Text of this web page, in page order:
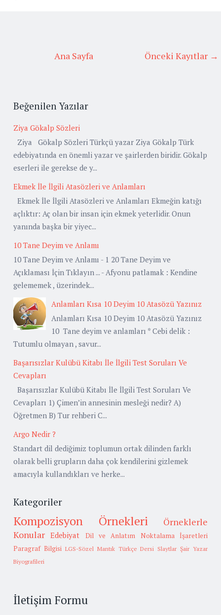
Önceki Kayıtlar →
Ana Sayfa
Beğenilen Yazılar
Ziya Gökalp Sözleri
Ziya Gökalp Sözleri Türkçü yazar Ziya Gökalp Türk
edebiyatında en önemli yazar ve şairlerden biridir. Gökalp
eserleri ile gerekse de y...
Ekmek İle İlgili Atasözleri ve Anlamları
Ekmek İle İlgili Atasözleri ve Anlamları Ekmeğin katığı
açlıktır: Aç olan bir insan için ekmek yeterlidir. Onun
yanında başka bir yiyec...
10 Tane Deyim ve Anlamı
10 Tane Deyim ve Anlamı - 1 20 Tane Deyim ve
Açıklaması İçin Tıklayın ... - Afyonu patlamak : Kendine
gelememek , üzerindek...
Anlamları Kısa 10 Deyim 10 Atasözü Yazınız
Anlamları Kısa 10 Deyim 10 Atasözü Yazınız
10 Tane deyim ve anlamları * Cebi delik :
Tutumlu olmayan , savur...
Başarısızlar Kulübü Kitabı İle İlgili Test Soruları Ve
Cevapları
Başarısızlar Kulübü Kitabı İle İlgili Test Soruları Ve
Cevapları 1) Çimen’in annesinin mesleği nedir? A)
Öğretmen B) Tur rehberi C...
Argo Nedir ?
Standart dil dediğimiz toplumun ortak dilinden farklı
olarak belli grupların daha çok kendilerini gizlemek
amacıyla kullandıkları ve herke...
Kategoriler
Kompozisyon Örnekleri
Örneklerle
Konular Edebiyat Dil ve Anlatım
Noktalama İşaretleri
Paragraf Bilgisi LGS-Sözel Mantık Türkçe Dersi Slaytlar Şair Yazar
Biyografileri
İletişim Formu